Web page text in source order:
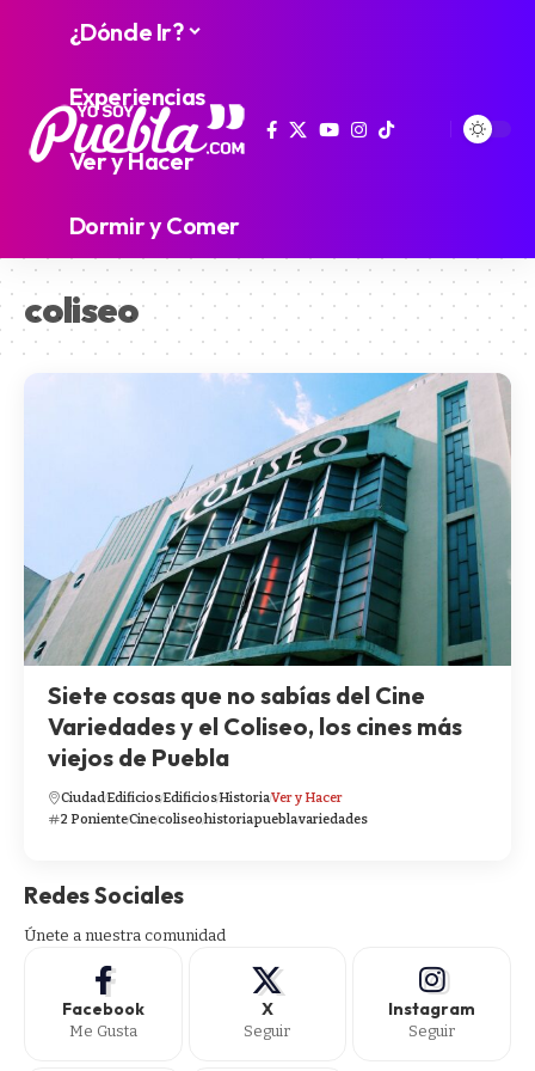
¿Dónde Ir?
Experiencias
Ver y Hacer
Dormir y Comer
coliseo
Siete cosas que no sabías del Cine
Variedades y el Coliseo, los cines más
viejos de Puebla
CiudadEdificiosEdificiosHistoriaVer y Hacer
2 PonienteCinecoliseohistoriapueblavariedades
Redes Sociales
Únete a nuestra comunidad
Facebook
Me Gusta
X
Seguir
Instagram
Seguir